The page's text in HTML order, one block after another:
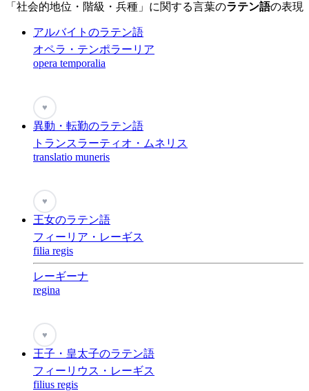
「社会的地位・階級・兵種」に関する言葉のラテン語の表現
アルバイトのラテン語
オペラ・テンポラーリア
opera temporalia
♥
異動・転勤のラテン語
トランスラーティオ・ムネリス
translatio muneris
♥
王女のラテン語
フィーリア・レーギス
filia regis
レーギーナ
regina
♥
王子・皇太子のラテン語
フィーリウス・レーギス
filius regis